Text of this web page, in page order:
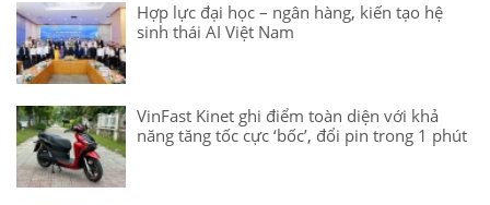
Hợp lực đại học – ngân hàng, kiến tạo hệ
sinh thái AI Việt Nam
VinFast Kinet ghi điểm toàn diện với khả
năng tăng tốc cực ‘bốc’, đổi pin trong 1 phút